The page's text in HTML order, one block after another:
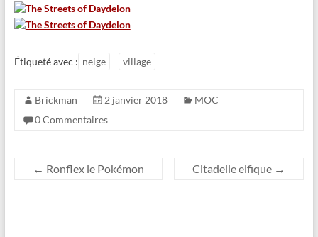
Étiqueté avec : neige village
Brickman 2 janvier 2018
MOC
0 Commentaires
← Ronflex le Pokémon Citadelle elfique →